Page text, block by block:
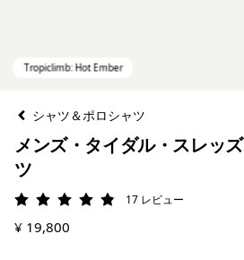
シャツ＆ポロシャツ
メンズ・タイダル・スレッ
ツ
評価: 4.9 / 5
17 レビュー
¥ 19,800